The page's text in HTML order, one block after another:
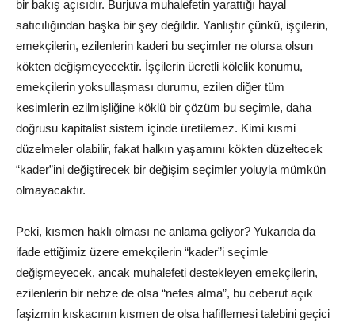
bir bakış açısıdır. Burjuva muhalefetin yarattığı hayal
satıcılığından başka bir şey değildir. Yanlıştır çünkü, işçilerin,
emekçilerin, ezilenlerin kaderi bu seçimler ne olursa olsun
kökten değişmeyecektir. İşçilerin ücretli kölelik konumu,
emekçilerin yoksullaşması durumu, ezilen diğer tüm
kesimlerin ezilmişliğine köklü bir çözüm bu seçimle, daha
doğrusu kapitalist sistem içinde üretilemez. Kimi kısmi
düzelmeler olabilir, fakat halkın yaşamını kökten düzeltecek
“kader”ini değiştirecek bir değişim seçimler yoluyla mümkün
olmayacaktır.
Peki, kısmen haklı olması ne anlama geliyor? Yukarıda da
ifade ettiğimiz üzere emekçilerin “kader”i seçimle
değişmeyecek, ancak muhalefeti destekleyen emekçilerin,
ezilenlerin bir nebze de olsa “nefes alma”, bu ceberut açık
faşizmin kıskacının kısmen de olsa hafiflemesi talebini geçici